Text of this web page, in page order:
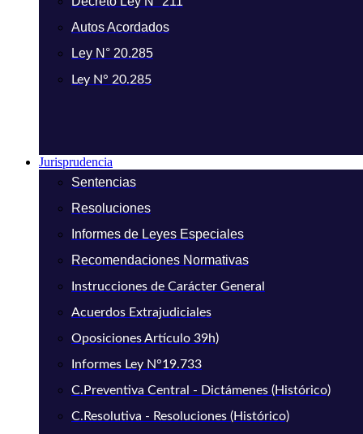
Autos Acordados
Ley N° 20.285
Ley N° 20.285
Jurisprudencia
Sentencias
Resoluciones
Informes de Leyes Especiales
Recomendaciones Normativas
Instrucciones de Carácter General
Acuerdos Extrajudiciales
Oposiciones Artículo 39h)
Informes Ley N°19.733
C.Preventiva Central - Dictámenes (Histórico)
C.Resolutiva - Resoluciones (Histórico)